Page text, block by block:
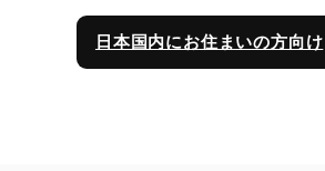
日本国内にお住まいの方向け